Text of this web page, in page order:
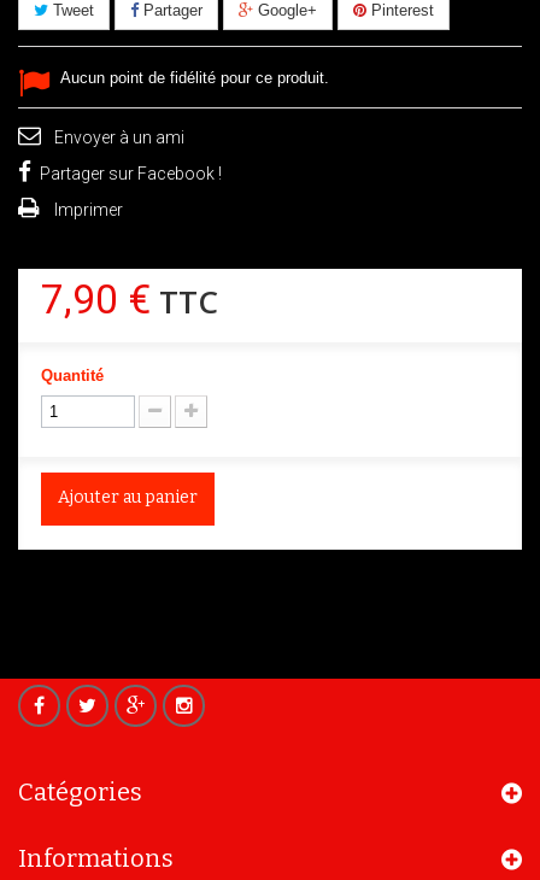
Tweet Partager Google+ Pinterest
Aucun point de fidélité pour ce produit.
Envoyer à un ami
Partager sur Facebook !
Imprimer
7,90 € TTC
Quantité
Ajouter au panier
Catégories
Informations